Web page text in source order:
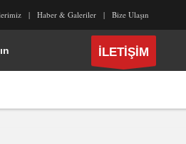
Haber & Galeriler Bize Ulaşın
İLETİŞİM